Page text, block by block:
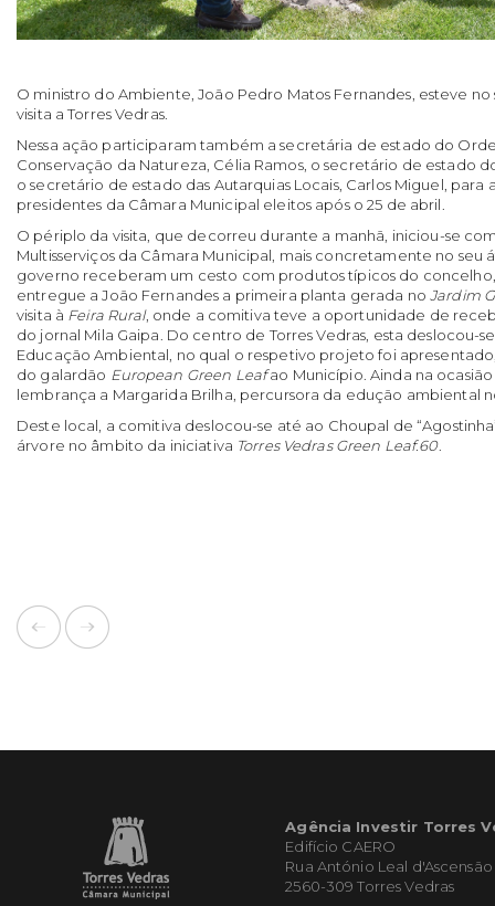
O ministro do Ambiente, João Pedro Matos Fernandes, esteve
visita a Torres Vedras.
Nessa ação participaram também a secretária de estado do
Conservação da Natureza, Célia Ramos, o secretário de estado
o secretário de estado das Autarquias Locais, Carlos Miguel, para
presidentes da Câmara Municipal eleitos após o 25 de abril.
O périplo da visita, que decorreu durante a manhã, iniciou-se
Multisserviços da Câmara Municipal, mais concretamente no seu
governo receberam um cesto com produtos típicos do
entregue a João Fernandes a primeira planta gerada noJardim
visita à Feira Rural, onde a comitiva teve a oportunidade de
do jornal Mila Gaipa. Do centro de Torres Vedras, esta deslocou-
Educação Ambiental, no qual o respetivo projeto foi
do galardão European Green Leafao Município. Ainda na
lembrança a Margarida Brilha, percursora da edução ambiental
Deste local, a comitiva deslocou-se até ao Choupal de
árvore no âmbito da iniciativa Torres Vedras Green Leaf.60.
Agência Investir Torres
Edifício CAERO
Rua António Leal d'Ascensão
2560-309 Torres Vedras